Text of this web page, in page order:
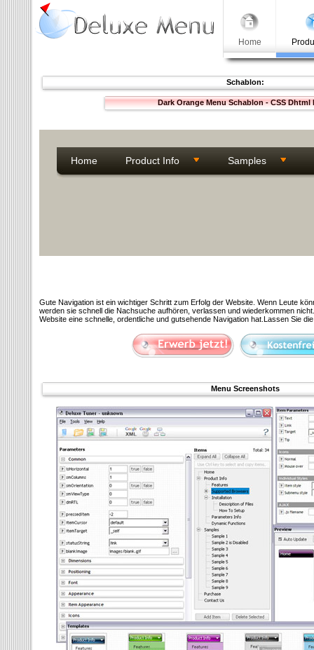
Home
Schablon:
Dark Orange Menu Schablon - CSS Dhtml
Home Product Info Samples
Gute Navigation ist ein wichtiger Schritt zum Erfolg der Website. Wenn Leute
werden sie schnell die Nachsuche aufhören, verlassen und wiederkommen
Website eine schnelle, ordentliche und gutsehende Navigation hat.Lassen Sie
Menu Screenshots